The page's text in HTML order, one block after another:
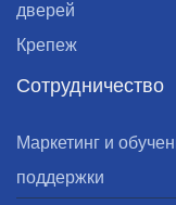
дверей
Крепеж
Сотрудничество
Маркетинг и
поддержки